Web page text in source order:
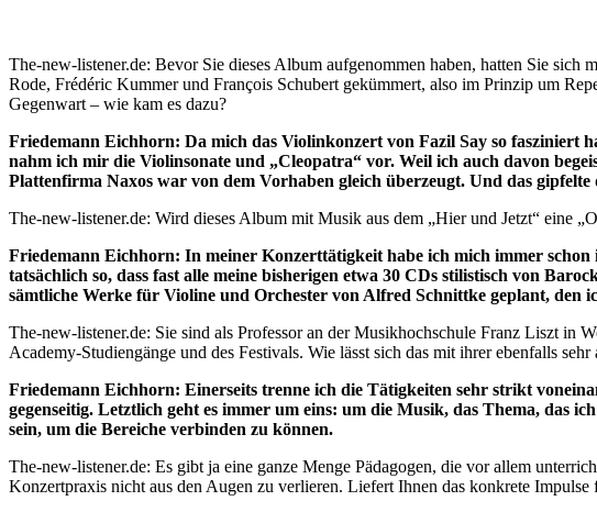
The-new-listener.de: Bevor Sie dieses Album aufgenommen haben, hatten Sie
Rode, Frédéric Kummer und François Schubert gekümmert, also im Prinzip um
Gegenwart – wie kam es dazu?
Friedemann Eichhorn: Da mich das Violinkonzert von Fazil Say so fasziniert
nahm ich mir die Violinsonate und „Cleopatra“ vor. Weil ich auch davon
Plattenfirma Naxos war von dem Vorhaben gleich überzeugt. Und das
The-new-listener.de: Wird dieses Album mit Musik aus dem „Hier und Jetzt“ eine
Friedemann Eichhorn: In meiner Konzerttätigkeit habe ich mich immer
tatsächlich so, dass fast alle meine bisherigen etwa 30 CDs stilistisch von
sämtliche Werke für Violine und Orchester von Alfred Schnittke geplant, den
The-new-listener.de: Sie sind als Professor an der Musikhochschule Franz Liszt in
Academy-Studiengänge und des Festivals. Wie lässt sich das mit ihrer ebenfalls
Friedemann Eichhorn: Einerseits trenne ich die Tätigkeiten sehr strikt
gegenseitig. Letztlich geht es immer um eins: um die Musik, das Thema, das
sein, um die Bereiche verbinden zu können.
The-new-listener.de: Es gibt ja eine ganze Menge Pädagogen, die vor allem
Konzertpraxis nicht aus den Augen zu verlieren. Liefert Ihnen das konkrete